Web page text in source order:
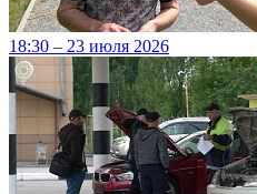
18:30 – 23 июля 2026